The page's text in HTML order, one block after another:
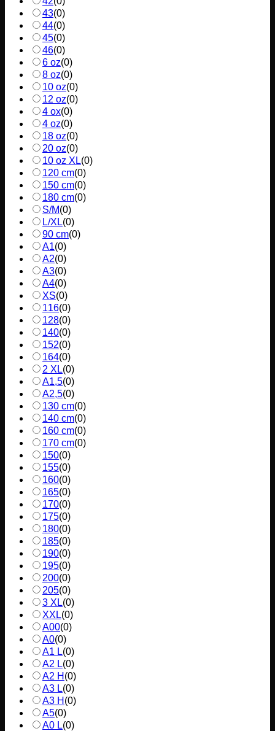
43(0)
44(0)
45(0)
46(0)
6 oz(0)
8 oz(0)
10 oz(0)
12 oz(0)
4 ox(0)
4 oz(0)
18 oz(0)
20 oz(0)
10 oz XL(0)
120 cm(0)
150 cm(0)
180 cm(0)
S/M(0)
L/XL(0)
90 cm(0)
A1(0)
A2(0)
A3(0)
A4(0)
XS(0)
116(0)
128(0)
140(0)
152(0)
164(0)
2 XL(0)
A1,5(0)
A2,5(0)
130 cm(0)
140 cm(0)
160 cm(0)
170 cm(0)
150(0)
155(0)
160(0)
165(0)
170(0)
175(0)
180(0)
185(0)
190(0)
195(0)
200(0)
205(0)
3 XL(0)
XXL(0)
A00(0)
A0(0)
A1 L(0)
A2 L(0)
A2 H (0)
A3 L(0)
A3 H (0)
A5(0)
A0 L(0)